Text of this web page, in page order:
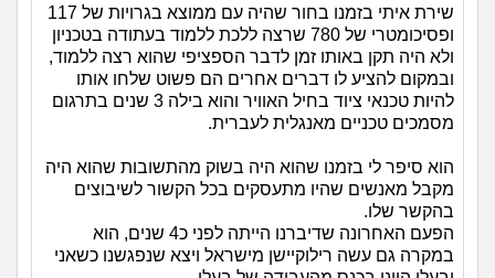
שירת איתי בזמנו בחור שהיה עם ממוצא בגרויות של 117
ופסיכומטרי של 780 שרצה ללכת ללמוד בעתודה בטכניון
ולא היה תקן באותו זמן לדבר הספציפי שהוא רצה ללמוד,
ובמקום להציע לו דברים אחרים הם פשוט שלחו אותו
להיות טכנאי ציוד בחיל האוויר והוא בילה 3 שנים בתרגום
מסמכים טכניים מאנגלית לעברית.
הוא סיפר לי בזמנו שהוא היה בשוק מהתשובות שהוא היה
מקבל מאנשים שהיו מתעסקים בכל הקשור לשיבוצים
בהקשר שלו.
הפעם האחרונה שדיברנו הייתה לפני כ4 שנים, הוא
במקרה גם עשה רילוקיישן מישראל ויצא שנפגשנו כשאני